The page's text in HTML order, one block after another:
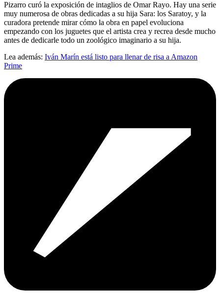
Pizarro curó la exposición de intaglios de Omar Rayo. Hay una serie
muy numerosa de obras dedicadas a su hija Sara: los Saratoy, y la
curadora pretende mirar cómo la obra en papel evoluciona
empezando con los juguetes que el artista crea y recrea desde mucho
antes de dedicarle todo un zoológico imaginario a su hija.
Lea además: Iván Marín está listo para llenar de risa a Amazon
Prime